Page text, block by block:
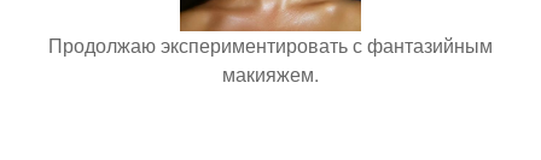
Продолжаю экспериментировать с фантазийным
макияжем.